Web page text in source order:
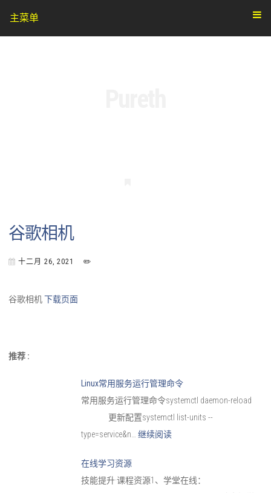
主菜单
谷歌相机
十二月 26, 2021 ✏️
谷歌相机下载页面
推荐 :
Linux常用服务运行管理命令
常用服务运行管理命令systemctl daemon-reload
更新配置systemctl list-units --
type=service&n… 继续阅读
在线学习资源
技能提升·课程资源1、学堂在线：